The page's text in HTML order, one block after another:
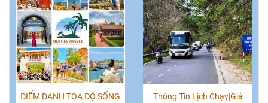
ĐIỂM DANH TỌA ĐỘ SỐNG
Thông Tin Lịch Chạy|Giá